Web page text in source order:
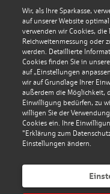
Wir, als Ihre Sparkasse,
auf unserer Website
verwenden wir Cookies,
Reichweitenmessung oder
werden. Detaillierte
Cookies finden Sie in
auf „Einstellungen
wir auf Grundlage Ihrer
außerdem die Möglichkeit,
Einwilligung bedürfen, zu
willigen Sie der
Cookies ein. Ihre
"Erklärung zum
Einstellungen ändern.